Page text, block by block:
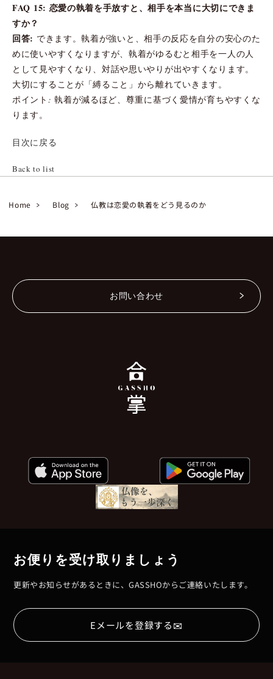
FAQ 15: 恋愛の執着を手放すと、相手を本当に大切にできま
すか？
回答: できます。執着が強いと、相手の反応を自分の安心のた
めに使いやすくなりますが、執着がゆるむと相手を一人の人
として見やすくなり、対話や思いやりが出やすくなります。
大切にすることが「縛ること」から離れていきます。
ポイント: 執着が減るほど、尊重に基づく愛情が育ちやすくな
ります。
目次に戻る
Back to list
Home Blog 仏教は恋愛の執着をどう見るのか
お問い合わせ
お便りを受け取りましょう
更新やお知らせがあるときに、GASSHOからご連絡いたします。
Eメールを登録する✉